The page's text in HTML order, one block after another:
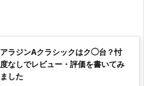
アラジンAクラシックはク◯台？忖
度なしでレビュー・評価を書いてみ
ました